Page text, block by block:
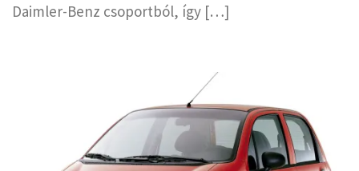
Daimler-Benz csoportból, így […]